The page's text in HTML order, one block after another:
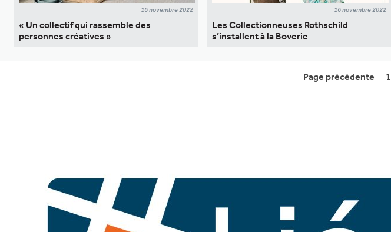
16 novembre 2022
« Un collectif qui rassemble des
personnes créatives »
16 novembre 2022
Les Collectionneuses Rothschild
s’installent à la Boverie
Page précédente 1